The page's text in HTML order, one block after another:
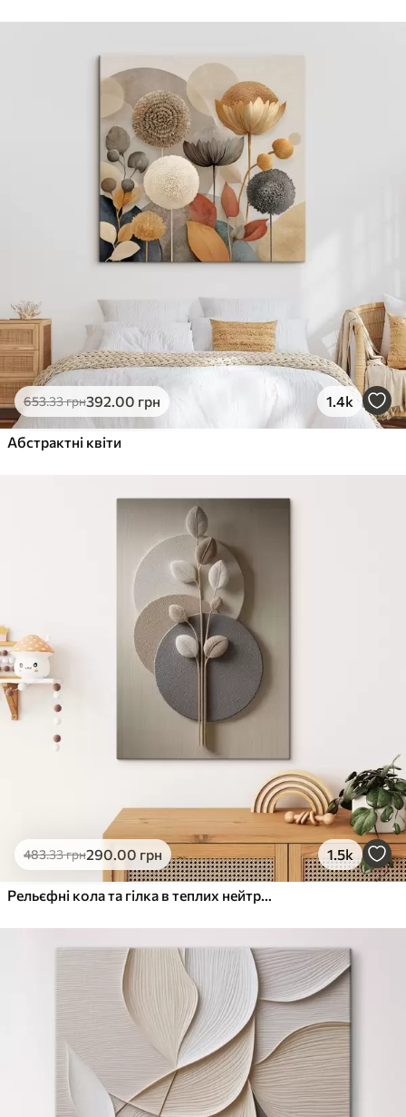
Від290.00грн
Яскраві, насичені кольори
Стійкість до вицвітання
Безпечне чорнило без запаху
Поверхня з текстурою полотна
Екологічний матеріал
грн
Яскраві, насичені кольори
Стійкість до вицвітання
✓ Поверхня з текстурою полотна
✗ Екологічний матеріал
Еко-Преміум
.00грн
✓Яскраві, насичені кольори
Поверхня з текстурою полотна
653.33грн392.00 грн 1.4k
Абстрактні квіти
483.33грн290.00 грн 1.5k
Рельєфні кола та гілка в теплих нейтральних тонах